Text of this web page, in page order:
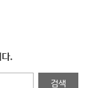
.
검색